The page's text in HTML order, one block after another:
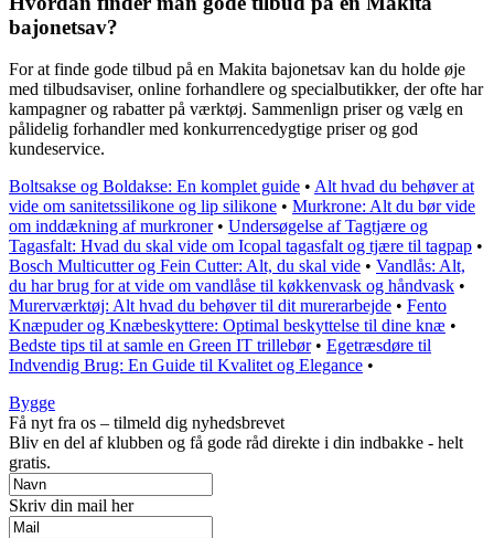
bajonetsav?
For at finde gode tilbud på en Makita bajonetsav kan du holde øje
med tilbudsaviser, online forhandlere og specialbutikker, der ofte har
kampagner og rabatter på værktøj. Sammenlign priser og vælg en
pålidelig forhandler med konkurrencedygtige priser og god
kundeservice.
Boltsakse og Boldakse: En komplet guide • Alt hvad du behøver at
vide om sanitetssilikone og lip silikone • Murkrone: Alt du bør vide
om inddækning af murkroner• Undersøgelse af Tagtjære og
Tagasfalt: Hvad du skal vide om Icopal tagasfalt og tjære til tagpap •
Bosch Multicutter og Fein Cutter: Alt, du skal vide • Vandlås: Alt,
du har brug for at vide om vandlåse til køkkenvask og håndvask •
Murerværktøj: Alt hvad du behøver til dit murerarbejde • Fento
Knæpuder og Knæbeskyttere: Optimal beskyttelse til dine knæ •
Bedste tips til at samle en Green IT trillebør• Egetræsdøre til
Indvendig Brug: En Guide til Kvalitet og Elegance •
Bygge
Få nyt fra os – tilmeld dig nyhedsbrevet
Bliv en del af klubben og få gode råd direkte i din indbakke - helt
gratis.
Skriv din mail her